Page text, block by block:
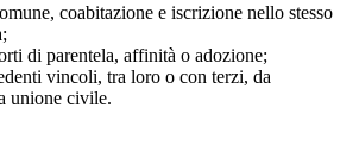
coabitazione e iscrizione nello stesso
di parentela, affinità o adozione;
vincoli, tra loro o con terzi, da
unione civile.